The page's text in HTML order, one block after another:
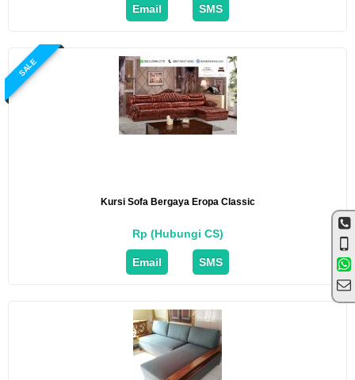
Email SMS
SALE
Kursi Sofa Bergaya Eropa Classic
Rp (Hubungi CS)
Email SMS